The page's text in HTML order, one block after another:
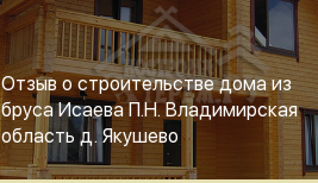
Отзыв о строительстве дома из
бруса Исаева П.Н. Владимирская
область д. Якушево